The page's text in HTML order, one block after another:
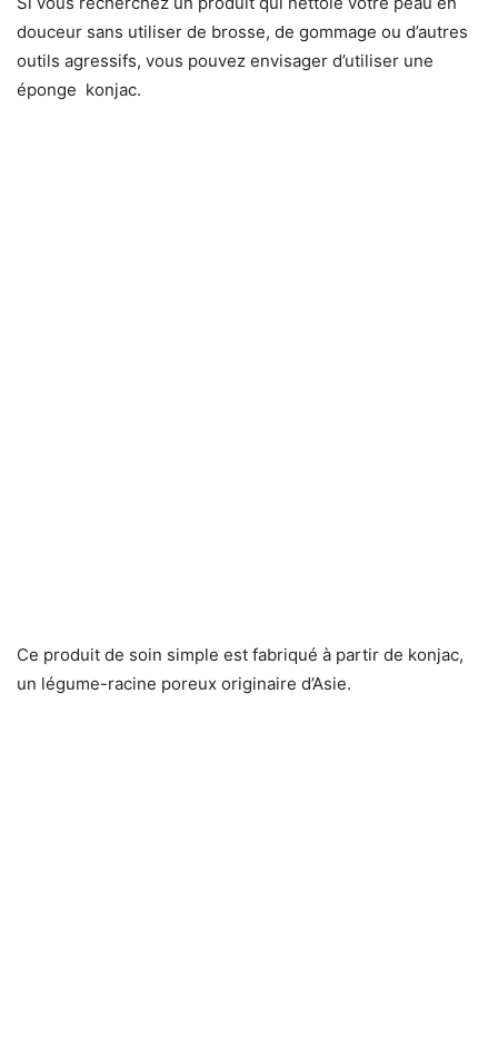
douceur sans utiliser de brosse, de gommage ou d’autres
outils agressifs, vous pouvez envisager d’utiliser une
éponge konjac.
Ce produit de soin simple est fabriqué à partir de konjac,
un légume-racine poreux originaire d’Asie.